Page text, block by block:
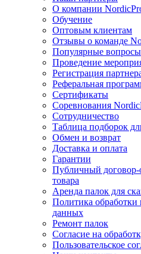
О компании
Обучение
Оптовым клиентам
Отзывы о команде
Популярные вопросы
Проведение
Регистрация
Реферальная
Сертификаты
Соревнования
Сотрудничество
Таблица подборок
Обмен и возврат
Доставка и оплата
Гарантии
Публичный
товара
Аренда палок для
Политика
данных
Ремонт палок
Согласие на
Пользовательское